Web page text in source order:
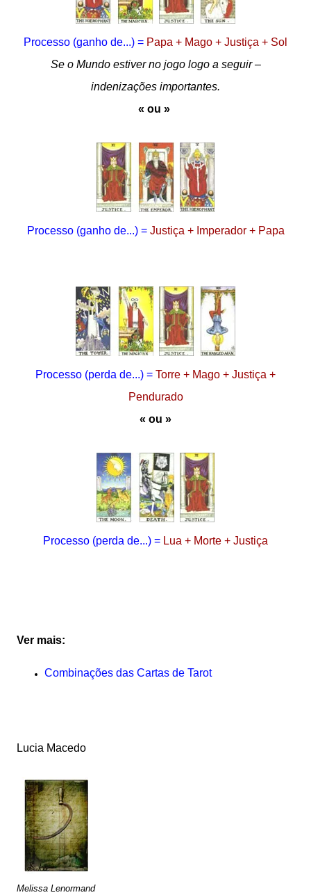
Processo (ganho de...) = Papa + Mago + Justiça + Sol
Se o Mundo estiver no jogo logo a seguir –
indenizações importantes.
« ou »
Processo (ganho de...) = Justiça + Imperador + Papa
Processo (perda de...) = Torre + Mago + Justiça +
Pendurado
« ou »
Processo (perda de...) = Lua + Morte + Justiça
Ver mais:
Combinações das Cartas de Tarot
Lucia Macedo
Melissa Lenormand